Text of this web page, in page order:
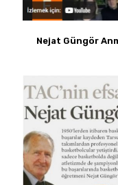
Nejat Güngör